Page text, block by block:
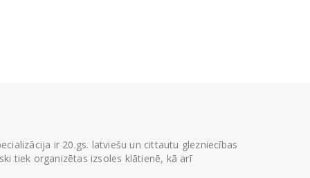
ir 20.gs. latviešu un cittautu glezniecības
tiek organizētas izsoles klātienē, kā arī